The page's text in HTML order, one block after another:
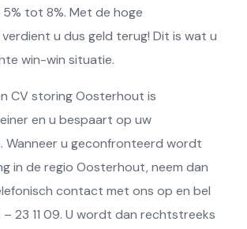
5% tot 8%. Met de hoge
u dus geld terug! Dit is wat u
win-win situatie.
CV storingOosterhout is
en u bespaart op uw
Wanneeru geconfronteerd wordt
in de regio Oosterhout, neem dan
contact met ons op en bel
– 23 11 09. U wordt dan rechtstreeks